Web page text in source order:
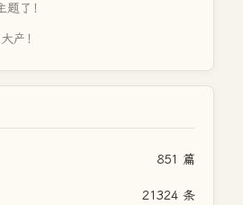
了！
产！
851 篇
21324 条